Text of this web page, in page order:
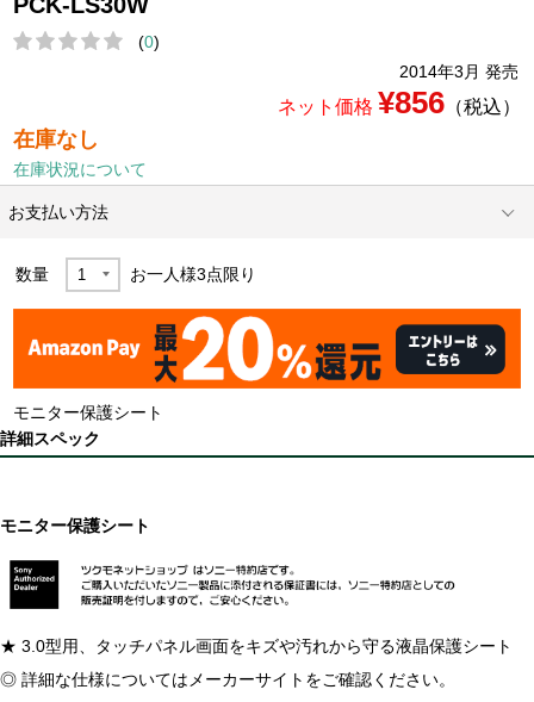
(0)
2014年3月 発売
ネット価格 ¥856（税込）
在庫なし
在庫状況について
お支払い方法
数量 お一人様3点限り
モニター保護シート
詳細スペック
モニター保護シート
★ 3.0型用、タッチパネル画面をキズや汚れから守る液晶保護シート
◎ 詳細な仕様についてはメーカーサイトをご確認ください。